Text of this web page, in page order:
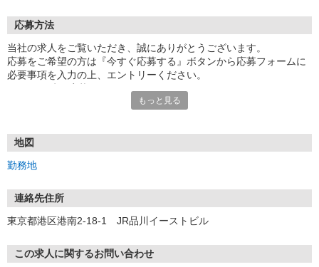
応募方法
当社の求人をご覧いただき、誠にありがとうございます。
応募をご希望の方は『今すぐ応募する』ボタンから応募フォームに
必要事項を入力の上、エントリーください。
号」など
もっと見る
地図
勤務地
連絡先住所
東京都港区港南2-18-1 JR品川イーストビル
この求人に関するお問い合わせ